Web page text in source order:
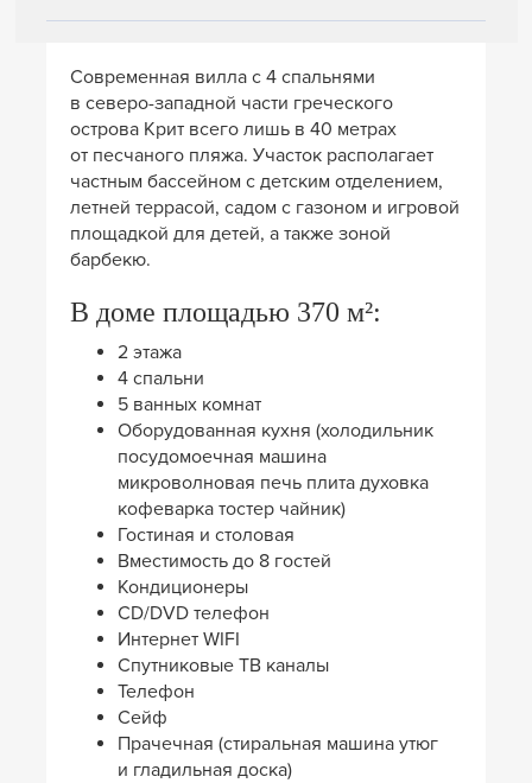
Современная вилла с 4 спальнями
в северо-западной части греческого
острова Крит всего лишь в 40 метрах
от песчаного пляжа. Участок располагает
частным бассейном с детским отделением,
летней террасой, садом с газоном и игровой
площадкой для детей, а также зоной
барбекю.
В доме площадью 370 м²:
2 этажа
4 спальни
5 ванных комнат
Оборудованная кухня (холодильник
посудомоечная машина
микроволновая печь плита духовка
кофеварка тостер чайник)
Гостиная и столовая
Вместимость до 8 гостей
Кондиционеры
CD/DVD телефон
Интернет WIFI
Спутниковые ТВ каналы
Телефон
Сейф
Прачечная (стиральная машина утюг
и гладильная доска)